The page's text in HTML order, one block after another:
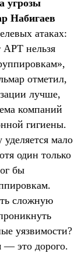
угрозы
Набигаев
атаках:
нельзя
отметил,
лучше,
компаний
гигиены.
мало
один только
бы
сложную
уязвимости?
— это дорого.